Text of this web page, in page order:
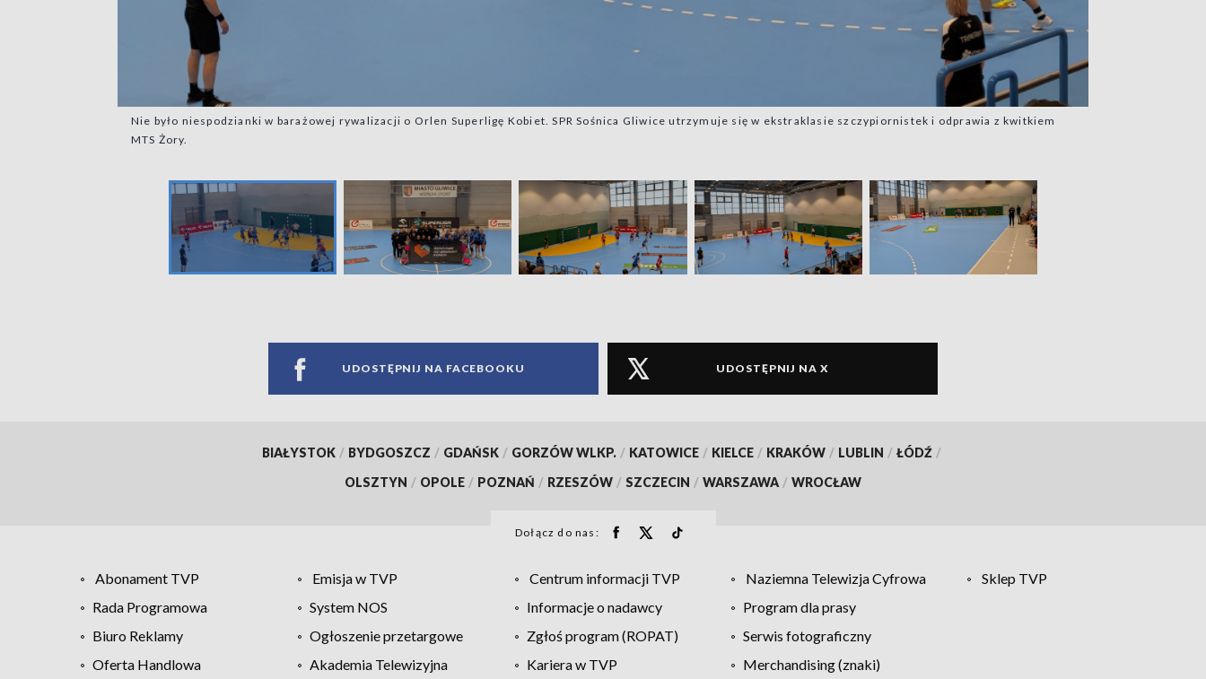
Nie było niespodzianki w barażowej rywalizacji o Orlen Superligę Kobiet. SPR Sośnica Gliwice utrzymuje się w ekstraklasie szczypiornistek i odprawia z kwitkiem
MTS Żory.
UDOSTĘPNIJ NA FACEBOOKU UDOSTĘPNIJ NA X
BIAŁYSTOK / BYDGOSZCZ / GDAŃSK / GORZÓW WLKP. / KATOWICE / KIELCE / KRAKÓW / LUBLIN / ŁÓDŹ /
OLSZTYN / OPOLE / POZNAŃ / RZESZÓW / SZCZECIN / WARSZAWA / WROCŁAW
Dołącz do nas:
Abonament TVP Emisja w TVP Centrum informacji TVP Naziemna Telewizja Cyfrowa
Sklep TVP
Rada Programowa
System NOS Informacje o nadawcy
Program dla prasy
Biuro Reklamy
Ogłoszenie przetargowe Zgłoś program (ROPAT)
Serwis fotograficzny
Oferta Handlowa
Akademia Telewizyjna Kariera w TVP Merchandising (znaki)